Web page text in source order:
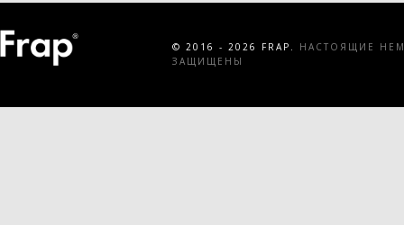
© 2016 - 2026 FRAP.
НАСТОЯЩИЕ
ЗАЩИЩЕНЫ